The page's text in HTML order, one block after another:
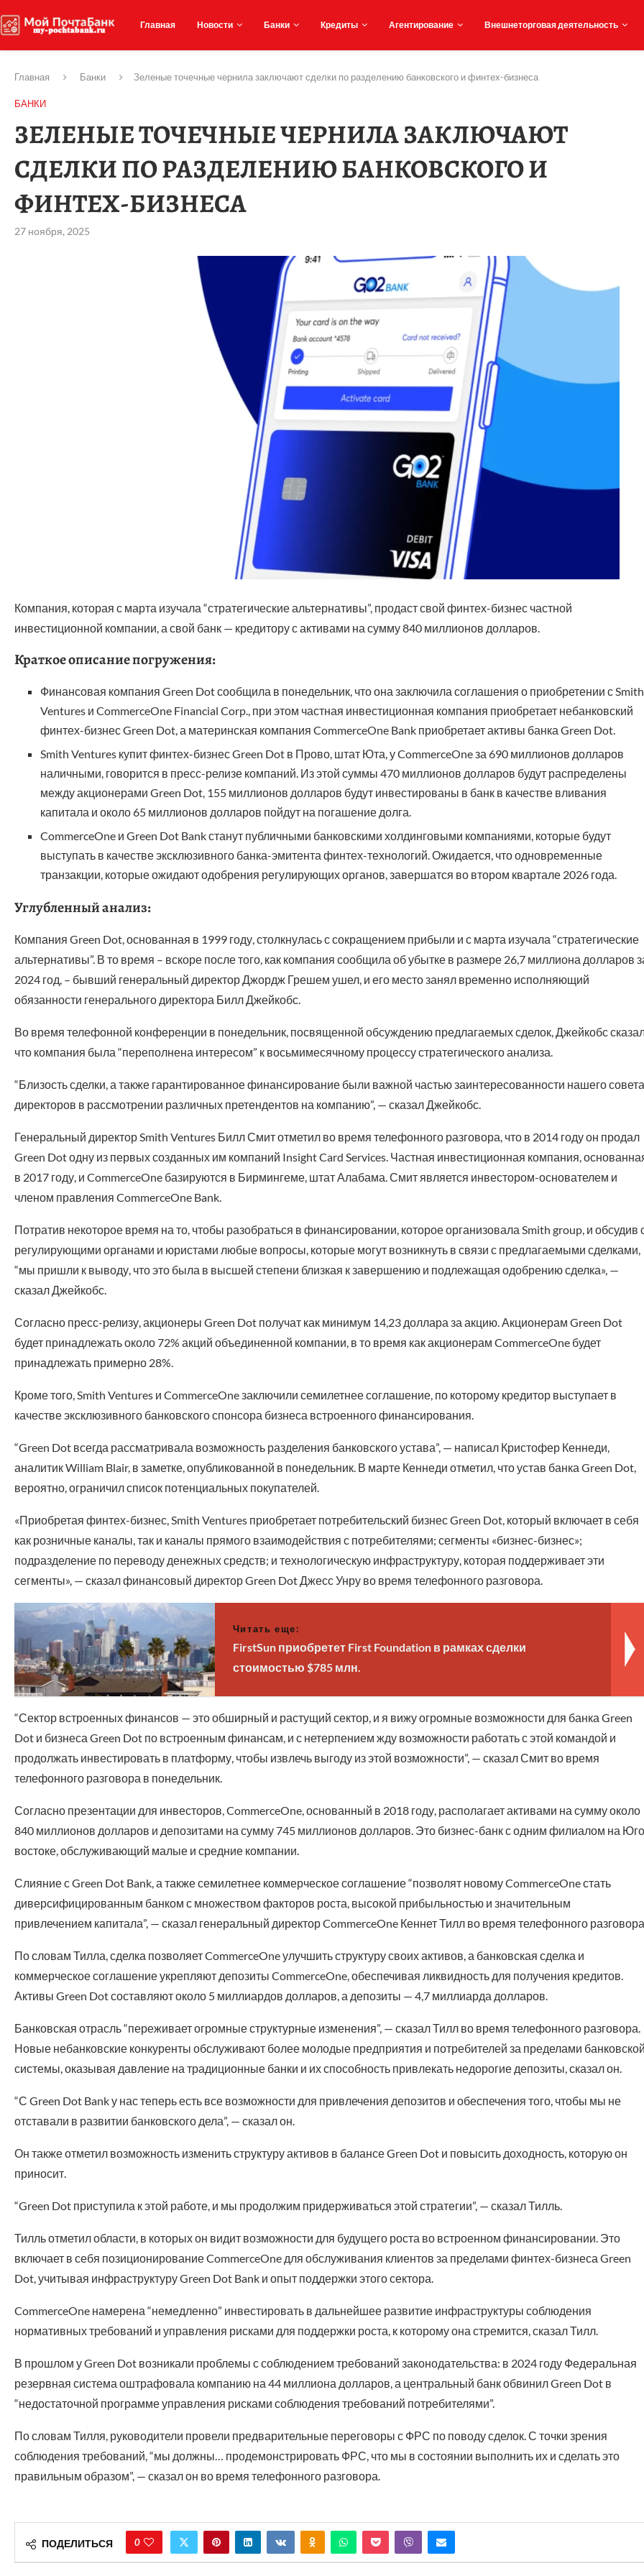
Главная Новости Банки Кредиты Агентирование Внешнеторговая деятельность
Главная Банки Зеленые точечные чернила заключают сделки по разделению банковского и финтех-бизнеса
БАНКИ
ЗЕЛЕНЫЕ ТОЧЕЧНЫЕ ЧЕРНИЛА ЗАКЛЮЧАЮТ
СДЕЛКИ ПО РАЗДЕЛЕНИЮ БАНКОВСКОГО И
ФИНТЕХ-БИЗНЕСА
27 ноября, 2025
Компания, которая с марта изучала “стратегические альтернативы”, продаст свой финтех-бизнес частной
инвестиционной компании, а свой банк — кредитору с активами на сумму 840 миллионов долларов.
Краткое описание погружения:
Финансовая компания Green Dot сообщила в понедельник, что она заключила соглашения о приобретении с Smith
Ventures и CommerceOne Financial Corp., при этом частная инвестиционная компания приобретает небанковский
финтех-бизнес Green Dot, а материнская компания CommerceOne Bank приобретает активы банка Green Dot.
Smith Ventures купит финтех-бизнес Green Dot в Прово, штат Юта, у CommerceOne за 690 миллионов долларов
наличными, говорится в пресс-релизе компаний. Из этой суммы 470 миллионов долларов будут распределены
между акционерами Green Dot, 155 миллионов долларов будут инвестированы в банк в качестве вливания
капитала и около 65 миллионов долларов пойдут на погашение долга.
CommerceOne и Green Dot Bank станут публичными банковскими холдинговыми компаниями, которые будут
выступать в качестве эксклюзивного банка-эмитента финтех-технологий. Ожидается, что одновременные
транзакции, которые ожидают одобрения регулирующих органов, завершатся во втором квартале 2026 года.
Углубленный анализ:
Компания Green Dot, основанная в 1999 году, столкнулась с сокращением прибыли и с марта изучала “стратегические
альтернативы”. В то время – вскоре после того, как компания сообщила об убытке в размере 26,7 миллиона долларов
2024 год, – бывший генеральный директор Джордж Грешем ушел, и его место занял временно исполняющий
обязанности генерального директора Билл Джейкобс.
Во время телефонной конференции в понедельник, посвященной обсуждению предлагаемых сделок, Джейкобс
что компания была “переполнена интересом” к восьмимесячному процессу стратегического анализа.
“Близость сделки, а также гарантированное финансирование были важной частью заинтересованности нашего совета
директоров в рассмотрении различных претендентов на компанию”, — сказал Джейкобс.
Генеральный директор Smith Ventures Билл Смит отметил во время телефонного разговора, что в 2014 году он продал
Green Dot одну из первых созданных им компаний Insight Card Services. Частная инвестиционная компания,
в 2017 году, и CommerceOne базируются в Бирмингеме, штат Алабама. Смит является инвестором-основателем и
членом правления CommerceOne Bank.
Потратив некоторое время на то, чтобы разобраться в финансировании, которое организовала Smith group, и обсудив
регулирующими органами и юристами любые вопросы, которые могут возникнуть в связи с предлагаемыми сделками,
“мы пришли к выводу, что это была в высшей степени близкая к завершению и подлежащая одобрению сделка», —
сказал Джейкобс.
Согласно пресс-релизу, акционеры Green Dot получат как минимум 14,23 доллара за акцию. Акционерам Green Dot
будет принадлежать около 72% акций объединенной компании, в то время как акционерам CommerceOne будет
принадлежать примерно 28%.
Кроме того, Smith Ventures и CommerceOne заключили семилетнее соглашение, по которому кредитор выступает в
качестве эксклюзивного банковского спонсора бизнеса встроенного финансирования.
“Green Dot всегда рассматривала возможность разделения банковского устава”, — написал Кристофер Кеннеди,
аналитик William Blair, в заметке, опубликованной в понедельник. В марте Кеннеди отметил, что устав банка Green Dot,
вероятно, ограничил список потенциальных покупателей.
«Приобретая финтех-бизнес, Smith Ventures приобретает потребительский бизнес Green Dot, который включает в себя
как розничные каналы, так и каналы прямого взаимодействия с потребителями; сегменты «бизнес-бизнес»;
подразделение по переводу денежных средств; и технологическую инфраструктуру, которая поддерживает эти
сегменты», — сказал финансовый директор Green Dot Джесс Унру во время телефонного разговора.
Читать еще:
FirstSun приобретет First Foundation в рамках сделки
стоимостью $785 млн.
“Сектор встроенных финансов — это обширный и растущий сектор, и я вижу огромные возможности для банка Green
Dot и бизнеса Green Dot по встроенным финансам, и с нетерпением жду возможности работать с этой командой и
продолжать инвестировать в платформу, чтобы извлечь выгоду из этой возможности”, — сказал Смит во время
телефонного разговора в понедельник.
Согласно презентации для инвесторов, CommerceOne, основанный в 2018 году, располагает активами на сумму около
840 миллионов долларов и депозитами на сумму 745 миллионов долларов. Это бизнес-банк с одним филиалом на
востоке, обслуживающий малые и средние компании.
Слияние с Green Dot Bank, а также семилетнее коммерческое соглашение “позволят новому CommerceOne стать
диверсифицированным банком с множеством факторов роста, высокой прибыльностью и значительным
привлечением капитала”, — сказал генеральный директор CommerceOne Кеннет Тилл во время телефонного
По словам Тилла, сделка позволяет CommerceOne улучшить структуру своих активов, а банковская сделка и
коммерческое соглашение укрепляют депозиты CommerceOne, обеспечивая ликвидность для получения кредитов.
Активы Green Dot составляют около 5 миллиардов долларов, а депозиты — 4,7 миллиарда долларов.
Банковская отрасль “переживает огромные структурные изменения”, — сказал Тилл во время телефонного разговора.
Новые небанковские конкуренты обслуживают более молодые предприятия и потребителей за пределами банковской
системы, оказывая давление на традиционные банки и их способность привлекать недорогие депозиты, сказал он.
“С Green Dot Bank у нас теперь есть все возможности для привлечения депозитов и обеспечения того, чтобы мы не
отставали в развитии банковского дела”, — сказал он.
Он также отметил возможность изменить структуру активов в балансе Green Dot и повысить доходность, которую он
приносит.
“Green Dot приступила к этой работе, и мы продолжим придерживаться этой стратегии”, — сказал Тилль.
Тилль отметил области, в которых он видит возможности для будущего роста во встроенном финансировании. Это
включает в себя позиционирование CommerceOne для обслуживания клиентов за пределами финтех-бизнеса Green
Dot, учитывая инфраструктуру Green Dot Bank и опыт поддержки этого сектора.
CommerceOne намерена “немедленно” инвестировать в дальнейшее развитие инфраструктуры соблюдения
нормативных требований и управления рисками для поддержки роста, к которому она стремится, сказал Тилл.
В прошлом у Green Dot возникали проблемы с соблюдением требований законодательства: в 2024 году Федеральная
резервная система оштрафовала компанию на 44 миллиона долларов, а центральный банк обвинил Green Dot в
“недостаточной программе управления рисками соблюдения требований потребителями”.
По словам Тилля, руководители провели предварительные переговоры с ФРС по поводу сделок. С точки зрения
соблюдения требований, “мы должны… продемонстрировать ФРС, что мы в состоянии выполнить их и сделать это
правильным образом”, — сказал он во время телефонного разговора.
ПОДЕЛИТЬСЯ 0